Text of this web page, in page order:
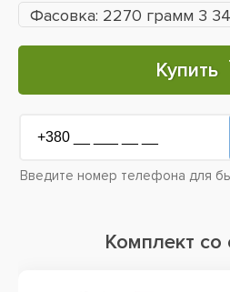
Фасовка: 2270 грамм 3
Купить
Введите номер телефона для
Комплект со